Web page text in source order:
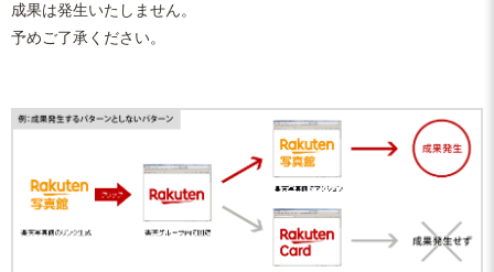
成果は発生いたしません。
予めご了承ください。